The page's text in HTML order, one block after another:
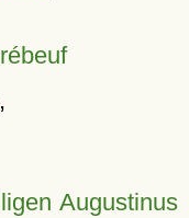
,
Augustinus